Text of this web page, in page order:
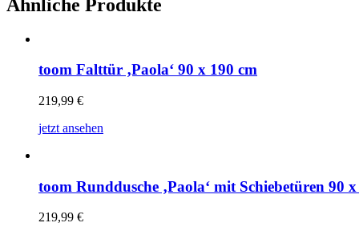
Ähnliche Produkte
toom Falttür ‚Paola‘ 90 x 190 cm
219,99 €
jetzt ansehen
toom Runddusche ‚Paola‘ mit Schiebetüren 90
219,99 €